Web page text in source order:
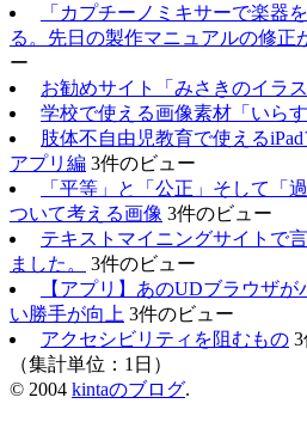
「カプチーノミキサーで楽器
る。先日の製作マニュアルの修正
ー
お勧めサイト「みさきのイラス
学校で使える画像素材「いらす
肢体不自由児教育で使える
アプリ編 3件のビュー
「平等」と「公正」そして「
ついて考える画像 3件のビュー
テキストマイニングサイトで
ました。
3件のビュー
【アプリ】あのUDブラウザ
い勝手が向上 3件のビュー
アクセシビリティを阻むもの
（集計単位：1日）
© 2004 kintaのブログ.